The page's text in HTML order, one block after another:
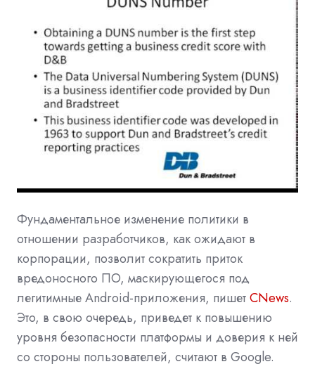
Фундаментальное изменение политики в
отношении разработчиков, как ожидают в
корпорации, позволит сократить приток
вредоносного ПО, маскирующегося под
легитимные Android-приложения, пишетCNews.
Это, в свою очередь, приведет к повышению
уровня безопасности платформы и доверия к ней
со стороны пользователей, считают в Google.